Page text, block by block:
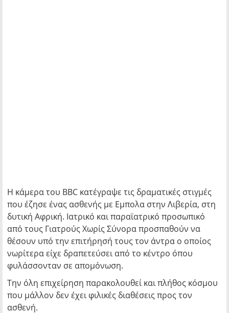
Η κάμερα του BBC κατέγραψε τις δραματικές στιγμές
που έζησε ένας ασθενής με Εμπολα στην Λιβερία, στη
δυτική Αφρική. Ιατρικό και παραϊατρικό προσωπικό
από τους Γιατρούς Χωρίς Σύνορα προσπαθούν να
θέσουν υπό την επιτήρησή τους τον άντρα ο οποίος
νωρίτερα είχε δραπετεύσει από το κέντρο όπου
φυλάσσονταν σε απομόνωση.
Την όλη επιχείρηση παρακολουθεί και πλήθος κόσμου
που μάλλον δεν έχει φιλικές διαθέσεις προς τον
ασθενή.